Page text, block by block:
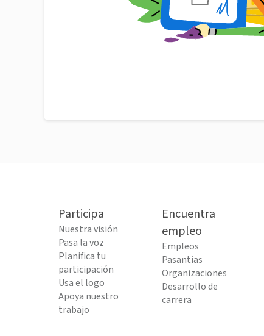
Participa
Nuestra visión
Pasa la voz
Planifica tu
participación
Usa el logo
Apoya nuestro
trabajo
Encuentra
empleo
Empleos
Pasantías
Organizaciones
Desarrollo de
carrera